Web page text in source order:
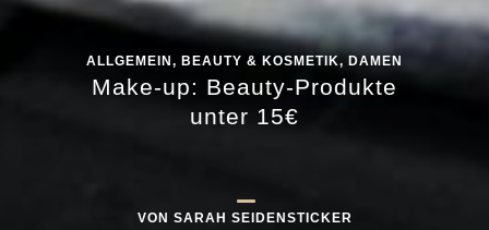
ALLGEMEIN, BEAUTY & KOSMETIK, DAMEN
Make-up: Beauty-Produkte
unter 15€
VON SARAH SEIDENSTICKER